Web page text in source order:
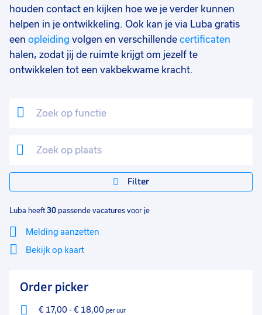
houden contact en kijken hoe we je verder kunnen
helpen in je ontwikkeling. Ook kan je via Luba gratis
een opleiding volgen en verschillende certificaten
halen, zodat jij de ruimte krijgt om jezelf te
ontwikkelen tot een vakbekwame kracht.
Filter
17 - 24 uur 3
0 - 8 uur
Luba heeft 30 passende vacatures voor je
Melding aanzetten
Bekijk op kaart
Sluiten
Order picker
€ 17,00- € 18,00 per uur